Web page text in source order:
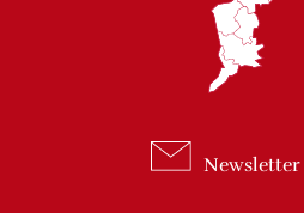
Newsletter